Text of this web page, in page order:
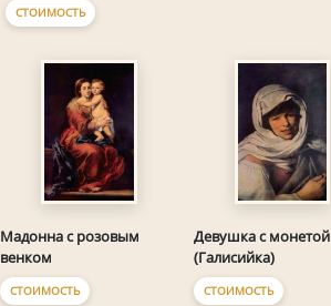
СТОИМОСТЬ
Мадонна с розовым
венком
СТОИМОСТЬ
Девушка с монетой
(Галисийка)
СТОИМОСТЬ